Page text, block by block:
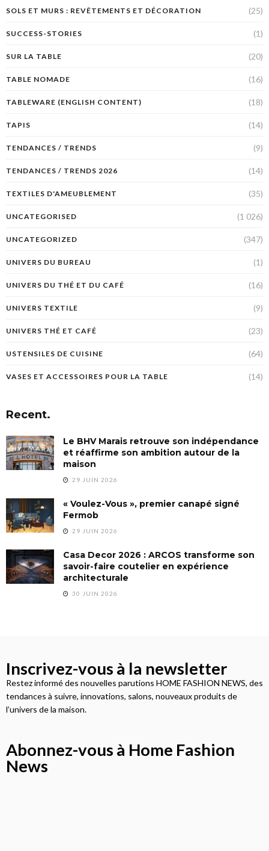
SOLS ET MURS : REVÊTEMENTS ET DÉCORATION (25)
SUCCESS-STORIES (1)
SUR LA TABLE (20)
TABLE NOMADE (16)
TABLEWARE (ENGLISH CONTENT) (18)
TAPIS (14)
TENDANCES / TRENDS (9)
TENDANCES / TRENDS 2026 (14)
TEXTILES D'AMEUBLEMENT (35)
UNCATEGORISED (1 026)
UNCATEGORIZED (347)
UNIVERS DU BUREAU (1)
UNIVERS DU THÉ ET DU CAFÉ (16)
UNIVERS TEXTILE (9)
UNIVERS THÉ ET CAFÉ (23)
USTENSILES DE CUISINE (64)
VASES ET ACCESSOIRES POUR LA TABLE (14)
Recent.
Le BHV Marais retrouve son indépendance
et réaffirme son ambition autour de la
maison
29 JUIN 2026
« Voulez-Vous », premier canapé signé
Fermob
29 JUIN 2026
Casa Decor 2026 : ARCOS transforme son
savoir-faire coutelier en expérience
architecturale
30 JUIN 2026
Inscrivez-vous à la newsletter
Restez informé des nouvelles parutions HOME FASHION NEWS, des
tendances à suivre, innovations, salons, nouveaux produits de
l’univers de la maison.
Abonnez-vous à Home Fashion
News